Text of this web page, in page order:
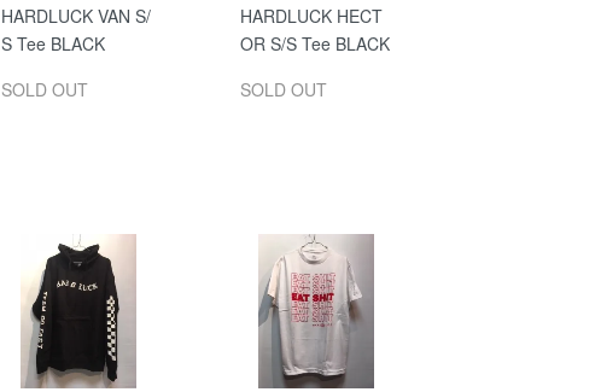
HARDLUCK VAN S/
S Tee BLACK
SOLD OUT
HARDLUCK HECT
OR S/S Tee BLACK
SOLD OUT